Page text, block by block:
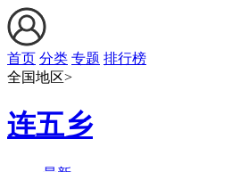
首页 分类 专题 排行榜
全国地区>
连五乡